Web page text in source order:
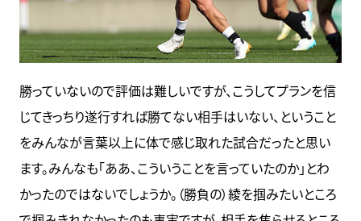
勝っていないので評価は難しいですが、こうしてプランを信
じてきっちり遂行すれば勝てない相手はいない、ということ
をみんなが言葉以上に体で感じ取れた試合だったと思い
ます。みんなも「ああ、こういうことを言っていたのか」とわ
かったのではないでしょうか。（勝負の）綾を掴みたいところ